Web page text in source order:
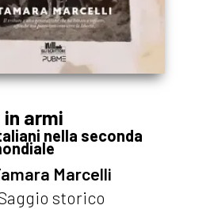
armi
nella seconda
Marcelli
storico